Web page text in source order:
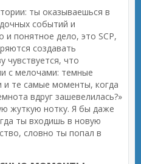
ты оказываешься в
событий и
и понятное дело, это SCP,
создавать
чувствуется, что
с мелочами: темные
и те самые моменты, когда
вдруг зашевелилась?»
жуткую нотку. Я бы даже
ты входишь в новую
словно ты попал в